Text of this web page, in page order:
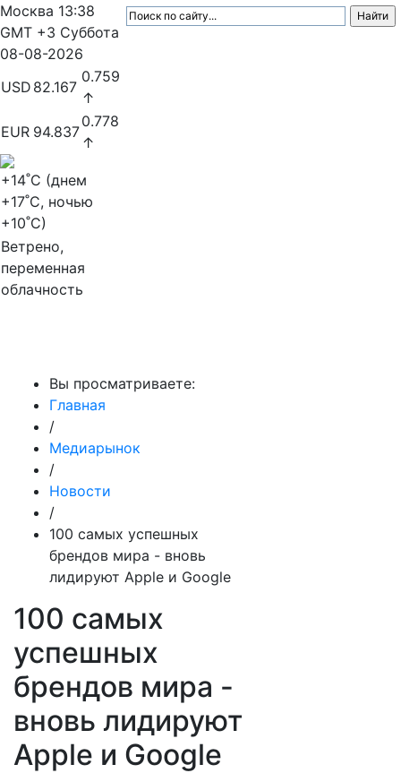
Москва 13:38
GMT +3 Суббота
08-08-2026
USD 82.167
0.759
↑
EUR 94.837
0.778
↑
+14˚C (днем
+17˚C, ночью
+10˚C)
Ветрено,
переменная
облачность
Вы просматриваете:
Главная
/
Медиарынок
/
Новости
/
100 самых успешных
брендов мира - вновь
лидируют Apple и Google
100 самых
успешных
брендов мира -
вновь лидируют
Apple и Google